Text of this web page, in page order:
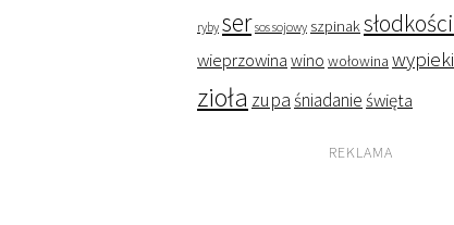
ryby ser sos sojowy szpinaksłodkości
wieprzowina wino wołowina wypieki
zioła zupaśniadanieświęta
REKLAMA